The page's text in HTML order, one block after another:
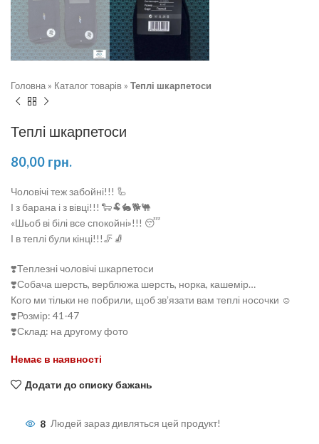
Головна » Каталог товарів » Теплі шкарпетоси
Теплі шкарпетоси
80,00 грн.
Чоловічі теж забойні!!! 🦾
І з барана і з вівці!!! 🐑🐏🐇🐕🐫
«Шьоб ві білі все спокойні»!!! 😴
І в теплі були кінці!!!🦵🧦
❣️Теплезні чоловічі шкарпетоси
❣️Собача шерсть, верблюжа шерсть, норка, кашемір…
Кого ми тільки не побрили, щоб звʼязати вам теплі носочки ☺️
❣️Розмір: 41-47
❣️Склад: на другому фото
Немає в наявності
Додати до списку бажань
8 Людей зараз дивляться цей продукт!